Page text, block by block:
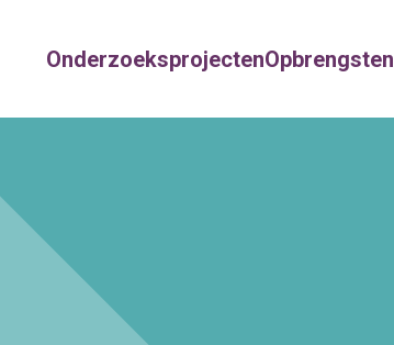
OnderzoeksprojectenOpbrengsten